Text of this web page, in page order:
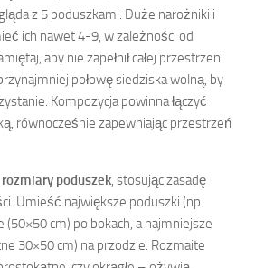
z 5 poduszkami. Duże narożniki i
ich nawet 4-9, w zależności od
aby nie zapełnił całej przestrzeni
połowę siedziska wolną, by
Kompozycja powinna łączyć
równocześnie zapewniając przestrzeń
rozmiary poduszek , stosując zasadę
Umieść największe poduszki (np.
(50×50 cm) po bokach, a najmniejsze
30×50 cm) na przodzie. Rozmaite